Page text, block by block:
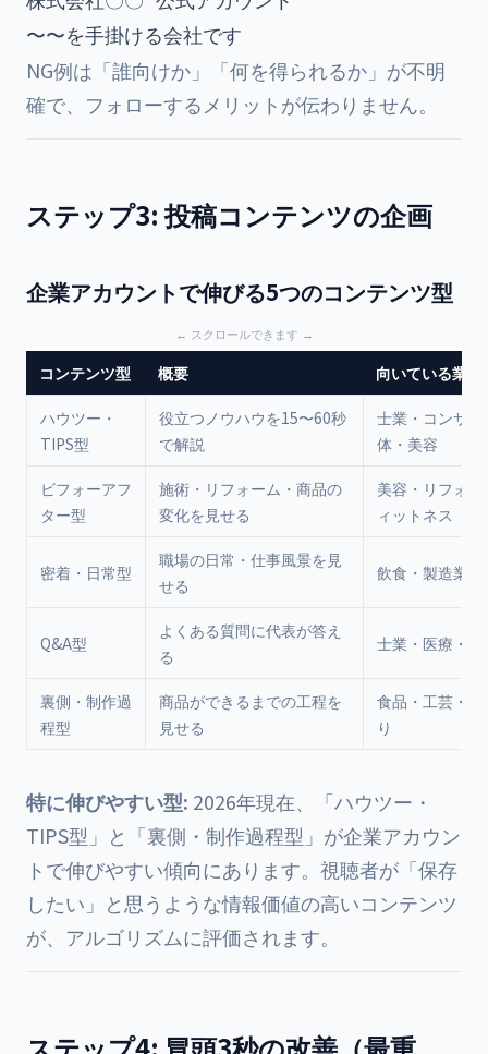
NG例は「誰向けか」「何を得られるか」が不明
確で、フォローするメリットが伝わりません。
ステップ3: 投稿コンテンツの企画
企業アカウントで伸びる5つのコンテンツ型
コンテンツ型 概要 向いている業種
ハウツー・
TIPS型
役立つノウハウを15〜60秒
で解説
士業・コンサル
体・美容
ビフォーアフ
ター型
施術・リフォーム・商品の
変化を見せる
美容・リフォ
ィットネス
密着・日常型
職場の日常・仕事風景を見
せる
飲食・製造業
Q&A型
よくある質問に代表が答え
る
士業・医療・教
裏側・制作過
程型
商品ができるまでの工程を
見せる
食品・工芸・
り
特に伸びやすい型: 2026年現在、「ハウツー・
TIPS型」と「裏側・制作過程型」が企業アカウン
トで伸びやすい傾向にあります。視聴者が「保存
したい」と思うような情報価値の高いコンテンツ
が、アルゴリズムに評価されます。